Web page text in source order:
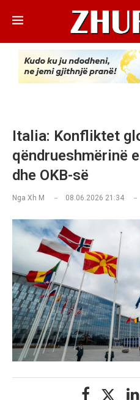
Italia: Konfliktet
qëndrueshmërinë
dhe OKB-së
Nga Xh M 08.06.2026 21:34